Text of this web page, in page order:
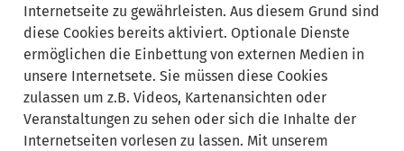
Internetseite zu gewährleisten. Aus diesem Grund sind
diese Cookies bereits aktiviert. Optionale Dienste
ermöglichen die Einbettung von externen Medien in
unsere Internetsete. Sie müssen diese Cookies
zulassen um z.B. Videos, Kartenansichten oder
Veranstaltungen zu sehen oder sich die Inhalte der
Internetseiten vorlesen zu lassen. Mit unserem